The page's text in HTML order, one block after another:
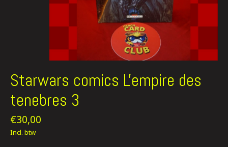
Starwars comics L'empire des
tenebres 3
€30,00
Incl. btw